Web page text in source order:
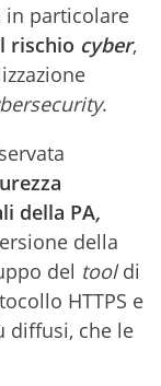
in particolare
rischio cyber,
.
della PA,
della
del tooldi
HTTPS e
diffusi, che le